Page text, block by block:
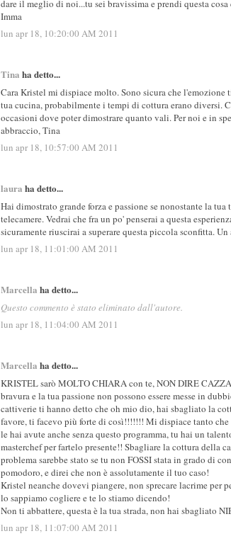
dare il meglio di noi...tu sei bravissima e prendi questa
Imma
lun apr 18, 10:20:00 AM 2011
Tina ha detto...
Cara Kristel mi dispiace molto. Sono sicura che
tua cucina, probabilmente i tempi di cottura erano diversi.
occasioni dove poter dimostrare quanto vali. Per noi e in
abbraccio, Tina
lun apr 18, 10:57:00 AM 2011
laura ha detto...
Hai dimostrato grande forza e passione se nonostante la
telecamere. Vedrai che fra un po' penserai a questa
sicuramente riuscirai a superare questa piccola sconfitta. Un
lun apr 18, 11:01:00 AM 2011
Marcella ha detto...
Questo commento è stato eliminato dall'autore.
lun apr 18, 11:04:00 AM 2011
Marcella ha detto...
KRISTEL sarò MOLTO CHIARA con te, NON DIRE
bravura e la tua passione non possono essere messe in
cattiverie ti hanno detto che oh mio dio, hai sbagliato la
favore, ti facevo più forte di così!!!!!!! Mi dispiace tanto che
le hai avute anche senza questo programma, tu hai un
masterchef per fartelo presente!! Sbagliare la cottura della
problema sarebbe stato se tu non FOSSI stata in grado di
pomodoro, e direi che non è assolutamente il tuo caso!
Kristel neanche dovevi piangere, non sprecare lacrime per
lo sappiamo cogliere e te lo stiamo dicendo!
Non ti abbattere, questa è la tua strada, non hai sbagliato
lun apr 18, 11:07:00 AM 2011